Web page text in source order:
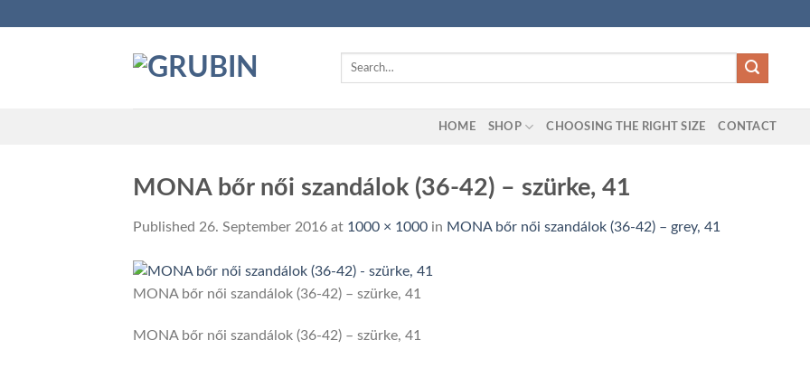
Search
HOME SHOP CHOOSING THE RIGHT SIZE CONTACT
MONA bőr női szandálok (36-42) – szürke, 41
Published 26. September 2016 at 1000 × 1000 in MONA bőr női szandálok (36-42) – grey, 41
MONA bőr női szandálok (36-42) – szürke, 41
MONA bőr női szandálok (36-42) – szürke, 41